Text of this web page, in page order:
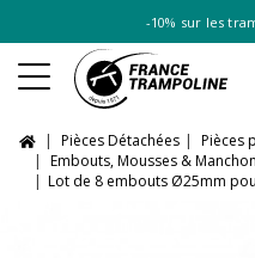
-10% sur les
Pièces Détachées
Pièces
Embouts, Mousses &
Lot de 8 embouts Ø25mm